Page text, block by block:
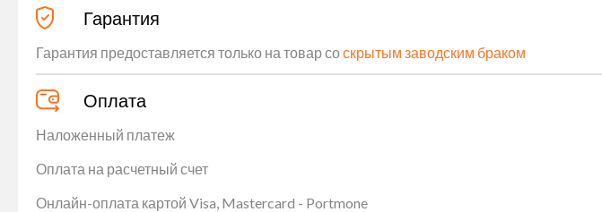
Гарантия
Гарантия предоставляется только на товар соскрытым заводским браком
Оплата
Наложенный платеж
Оплата на расчетный счет
Онлайн-оплата картой Visa, Mastercard - Portmone